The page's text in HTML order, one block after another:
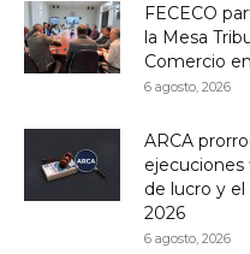
FECECO
la Mesa
Comercio
6 agosto, 2026
ARCA
ejecuciones
de lucro y
2026
6 agosto, 2026